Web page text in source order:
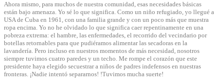
Ahora mismo, para muchos de nuestra comunidad, esas necesidades básicas
están bajo amenaza. Yo sé lo que significa. Como un niño refugiado, yo llegué a
USA de Cuba en 1961, con una familia grande y con un poco más que muestra
ropa encima. Yo no he olvidado lo que significa caer repentinamente en una
pobreza extrema: el hambre, las enfermedades, el recorrido del vecindario por
botellas retornables para que pudiéramos alimentar las secadoras en la
lavandería. Pero incluso en nuestros momentos de más necesidad, nosotros
siempre tuvimos cuatro paredes y un techo. Me rompe el corazón que este
presidente haya elegido secuestrar a niños de padres indefensos en nuestras
fronteras. ¡Nadie intentó separarnos! !Tuvimos mucha suerte!